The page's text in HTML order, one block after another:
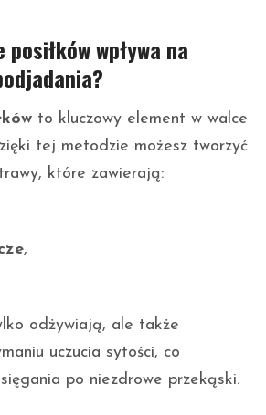
wpływa na
to kluczowy element w walce
tej metodzie możesz tworzyć
które zawierają:
,
odżywiają, ale także
uczucia sytości, co
po niezdrowe przekąski.